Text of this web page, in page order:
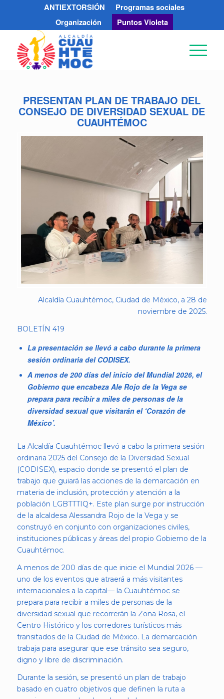
ANTIEXTORSIÓN
Programas sociales
Organización
Puntos Violeta
PRESENTAN PLAN DE TRABAJO DEL
CONSEJO DE DIVERSIDAD SEXUAL DE
CUAUHTÉMOC
Alcaldía Cuauhtémoc, Ciudad de México, a 28 de
noviembre de 2025.
BOLETÍN 419
La presentación se llevó a cabo durante la primera
sesión ordinaria del CODISEX.
A menos de 200 días del inicio del Mundial 2026, el
Gobierno que encabeza Ale Rojo de la Vega se
prepara para recibir a miles de personas de la
diversidad sexual que visitarán el ‘Corazón de
México’.
La Alcaldía Cuauhtémoc llevó a cabo la primera sesión
ordinaria 2025 del Consejo de la Diversidad Sexual
(CODISEX), espacio donde se presentó el plan de
trabajo que guiará las acciones de la demarcación en
materia de inclusión, protección y atención a la
población LGBTTTIQ+. Este plan surge por instrucción
de la alcaldesa Alessandra Rojo de la Vega y se
construyó en conjunto con organizaciones civiles,
instituciones públicas y áreas del propio Gobierno de la
Cuauhtémoc.
A menos de 200 días de que inicie el Mundial 2026 —
uno de los eventos que atraerá a más visitantes
internacionales a la capital— la Cuauhtémoc se
prepara para recibir a miles de personas de la
diversidad sexual que recorrerán la Zona Rosa, el
Centro Histórico y los corredores turísticos más
transitados de la Ciudad de México. La demarcación
trabaja para asegurar que ese tránsito sea seguro,
digno y libre de discriminación.
Durante la sesión, se presentó un plan de trabajo
basado en cuatro objetivos que definen la ruta a